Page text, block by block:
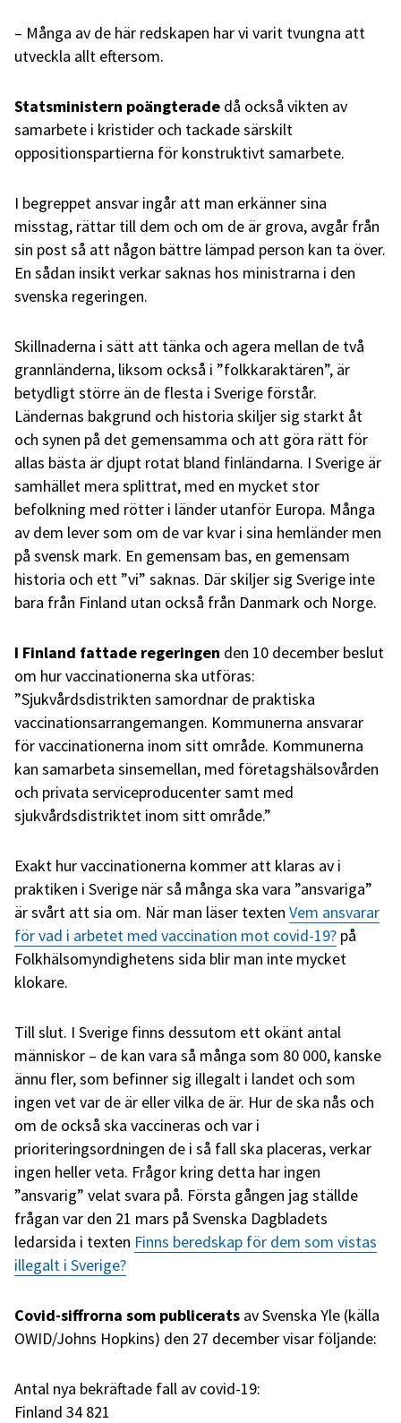
– Många av de här redskapen har vi varit tvungna att
utveckla allt eftersom.
Statsministern poängterade då också vikten av
samarbete i kristider och tackade särskilt
oppositionspartierna för konstruktivt samarbete.
I begreppet ansvar ingår att man erkänner sina
misstag, rättar till dem och om de är grova, avgår från
sin post så att någon bättre lämpad person kan ta över.
En sådan insikt verkar saknas hos ministrarna i den
svenska regeringen.
Skillnaderna i sätt att tänka och agera mellan de två
grannländerna, liksom också i ”folkkaraktären”, är
betydligt större än de flesta i Sverige förstår.
Ländernas bakgrund och historia skiljer sig starkt åt
och synen på det gemensamma och att göra rätt för
allas bästa är djupt rotat bland finländarna. I Sverige är
samhället mera splittrat, med en mycket stor
befolkning med rötter i länder utanför Europa. Många
av dem lever som om de var kvar i sina hemländer men
på svensk mark. En gemensam bas, en gemensam
historia och ett ”vi” saknas. Där skiljer sig Sverige inte
bara från Finland utan också från Danmark och Norge.
I Finland fattade regeringen den 10 december beslut
om hur vaccinationerna ska utföras:
”Sjukvårdsdistrikten samordnar de praktiska
vaccinationsarrangemangen. Kommunerna ansvarar
för vaccinationerna inom sitt område. Kommunerna
kan samarbeta sinsemellan, med företagshälsovården
och privata serviceproducenter samt med
sjukvårdsdistriktet inom sitt område.”
Exakt hur vaccinationerna kommer att klaras av i
praktiken i Sverige när så många ska vara ”ansvariga”
är svårt att sia om. När man läser texten Vem ansvarar
för vad i arbetet med vaccination mot covid-19? på
Folkhälsomyndighetens sida blir man inte mycket
klokare.
Till slut. I Sverige finns dessutom ett okänt antal
människor – de kan vara så många som 80 000, kanske
ännu fler, som befinner sig illegalt i landet och som
ingen vet var de är eller vilka de är. Hur de ska nås och
om de också ska vaccineras och var i
prioriteringsordningen de i så fall ska placeras, verkar
ingen heller veta. Frågor kring detta har ingen
”ansvarig” velat svara på. Första gången jag ställde
frågan var den 21 mars på Svenska Dagbladets
ledarsida i texten Finns beredskap för dem som vistas
illegalt i Sverige?
Covid-siffrorna som publicerats av Svenska Yle (källa
OWID/Johns Hopkins) den 27 december visar följande:
Antal nya bekräftade fall av covid-19:
Finland 34 821